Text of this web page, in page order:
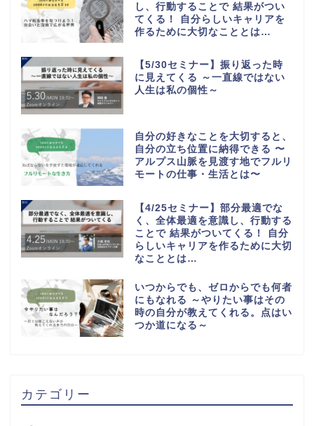
し、行動することで 結果がつい
てくる！ 自分らしいキャリアを
作るために大切なこととは…
【5/30セミナー】振り返った時
に見えてくる ～一直線ではない
人生は私の個性～
自分の好きなことを大切すると、
自分の立ち位置に納得できる 〜
アルプス山脈を見渡す地でフルリ
モートの仕事・生活とは〜
【4/25セミナー】部分最適でな
く、全体最適を意識し、行動する
ことで 結果がついてくる！ 自分
らしいキャリアを作るために大切
なこととは…
いつからでも、ゼロからでも何者
にもなれる ～やりたい事はその
時の自分が教えてくれる。点はい
つか道になる～
カテゴリー